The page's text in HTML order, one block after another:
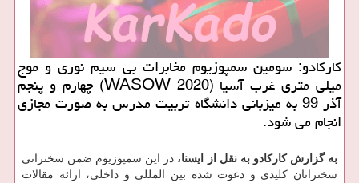
كاركادو: سومین سمپوزیوم مخابرات بی سیم نوری و موج
میلی متری غرب آسیا (WASOW 2020) چهارم و پنجم
آذر 99 به میزبانی دانشگاه تربیت مدرس به صورت مجازی
انجام می شود.
به گزارش کارکادو به نقل از ایسنا، در این سمپوزیوم ضمن سخنرانی
سخنرانان کلیدی و دعوت شده بین المللی و داخلی، ارائه مقالات